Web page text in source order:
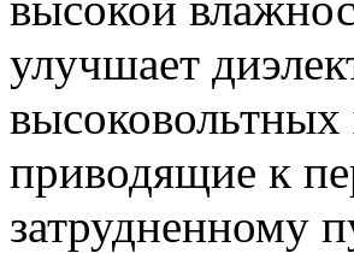
улучшает
высоковольтных
приводящие к
затрудненному